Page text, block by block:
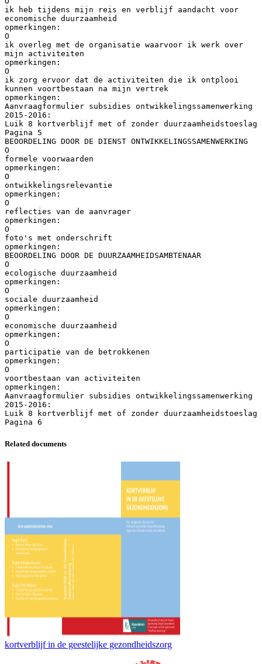
ik heb tijdens mijn reis en verblijf aandacht voor
economische duurzaamheid
opmerkingen:
O
ik overleg met de organisatie waarvoor ik werk over
mijn activiteiten
opmerkingen:
O
ik zorg ervoor dat de activiteiten die ik ontplooi
kunnen voortbestaan na mijn vertrek
opmerkingen:
Aanvraagformulier subsidies ontwikkelingssamenwerking
2015-2016:
Luik 8 kortverblijf met of zonder duurzaamheidstoeslag
Pagina 5
BEOORDELING DOOR DE DIENST ONTWIKKELINGSSAMENWERKING
O
formele voorwaarden
opmerkingen:
O
ontwikkelingsrelevantie
opmerkingen:
O
reflecties van de aanvrager
opmerkingen:
O
foto's met onderschrift
opmerkingen:
BEOORDELING DOOR DE DUURZAAMHEIDSAMBTENAAR
O
ecologische duurzaamheid
opmerkingen:
O
sociale duurzaamheid
opmerkingen:
O
economische duurzaamheid
opmerkingen:
O
participatie van de betrokkenen
opmerkingen:
O
voortbestaan van activiteiten
opmerkingen:
Aanvraagformulier subsidies ontwikkelingssamenwerking
2015-2016:
Luik 8 kortverblijf met of zonder duurzaamheidstoeslag
Related documents
kortverblijf in de geestelijke gezondheidszorg